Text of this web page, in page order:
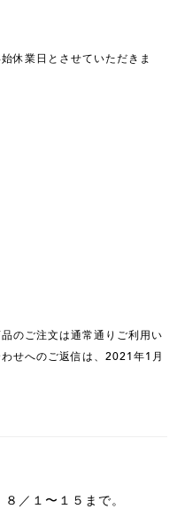
休業日とさせていただきま
のご注文は通常通りご利用い
せへのご返信は、2021年1月
／１〜１５まで。